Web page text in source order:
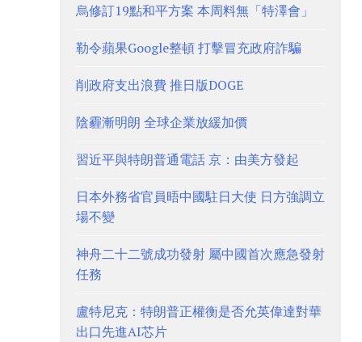
烏修訂19點和平方案 本周料無「特澤會」
勒令蘋果Google整頓 打擊冒充政府詐騙
削政府支出浪費 推日版DOGE
陰霾漸明朗 全球企業放緩加價
習近平與特朗普通電話 京：由美方發起
日本外務省官員晤中國駐日大使 日方強調立
場不變
神舟二十二號成功發射 屬中國首次應急發射
任務
盧特尼克：特朗普正權衡是否允英偉達對華
出口先進AI芯片